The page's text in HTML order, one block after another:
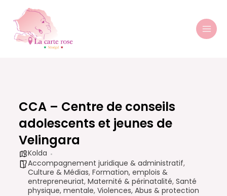
contenu
CCA – Centre de conseils
adolescents et jeunes de
Velingara
Kolda
Accompagnement juridique & administratif,
Culture & Médias,Formation, emplois &
entrepreneuriat,Maternité & périnatalité,Santé
physique, mentale,Violences, Abus & protection